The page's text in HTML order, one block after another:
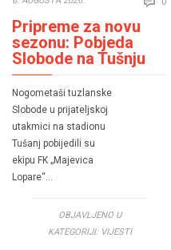
Pripreme za novu
sezonu: Pobjeda
Slobode na Tušnju
Nogometaši tuzlanske
Slobode u prijateljskoj
utakmici na stadionu
Tušanj pobijedili su
ekipu FK „Majevica
Lopare“…
OBJAVLJENO U
KATEGORIJI: VIJESTI